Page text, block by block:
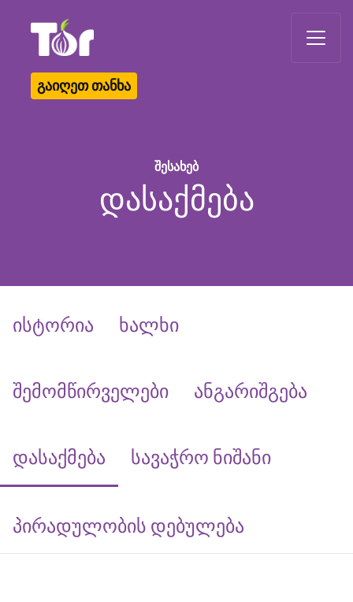
გაიღეთ თანხა
შესახებ
დასაქმება
ისტორია ხალხი
შემომწირველები ანგარიშგება
დასაქმება (current)
სავაჭრო ნიშანი
პირადულობის დებულება